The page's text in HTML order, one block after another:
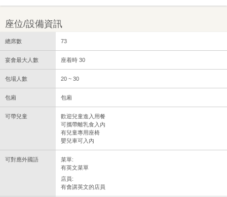
座位/設備資訊
總席數 73
宴會最大人數 座着時 30
包場人數 20 ~ 30
包廂 包廂
可帶兒童
歡迎兒童進入用餐
可攜帶離乳食入內
有兒童專用座椅
嬰兒車可入內
可對應外國語
菜單:
有英文菜單
店員:
有會講英文的店員